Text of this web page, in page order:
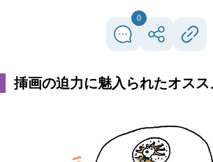
0
挿画の迫力に魅入られたオス